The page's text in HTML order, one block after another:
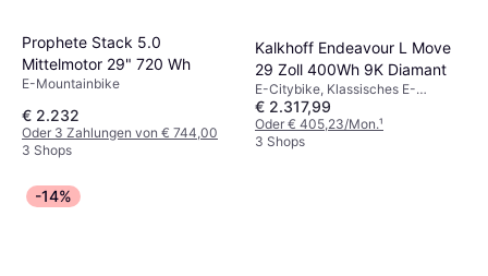
Prophete Stack 5.0
Mittelmotor 29" 720 Wh
E-Mountainbike
€ 2.232
Oder 3 Zahlungen von € 744,00
3 Shops
Kalkhoff Endeavour L Move
29 Zoll 400Wh 9K Diamant
E-Citybike, Klassisches E-
Citybike, Geschwindigkeit (max)
25km/h
€ 2.317,99
Oder € 405,23/Mon.¹
3 Shops
-14%